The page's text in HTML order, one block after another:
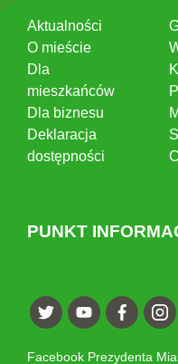
Aktualności
O mieście
Dla
mieszkańców
Dla biznesu
Deklaracja
dostępności
PUNKT
Facebook Prezydenta